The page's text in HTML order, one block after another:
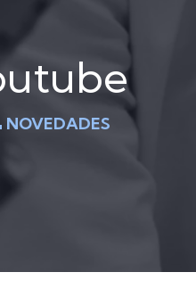
NOVEDADES